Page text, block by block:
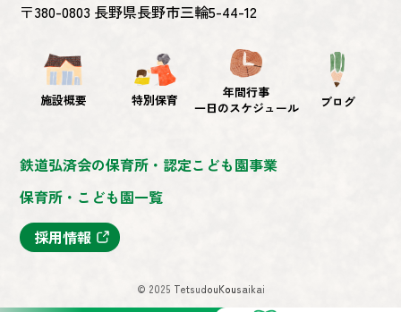
〒380-0803 長野県長野市三輪5-44-12
施設概要 特別保育
年間行事
一日のスケジュール
ブログ
鉄道弘済会の保育所・認定こども園事業
保育所・こども園一覧
採用情報
© 2025 TetsudouKousaikai